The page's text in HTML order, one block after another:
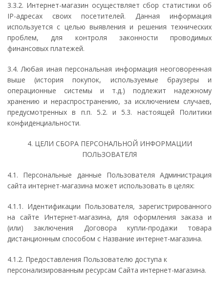
3.3.2. Интернет-магазин осуществляет сбор статистики об
IP-адресах своих посетителей. Данная информация
используется с целью выявления и решения технических
проблем, для контроля законности проводимых
финансовых платежей.
3.4. Любая иная персональная информация неоговоренная
выше (история покупок, используемые браузеры и
операционные системы и т.д.) подлежит надежному
хранению и нераспространению, за исключением случаев,
предусмотренных в п.п. 5.2. и 5.3. настоящей Политики
конфиденциальности.
4. ЦЕЛИ СБОРА ПЕРСОНАЛЬНОЙ ИНФОРМАЦИИ
ПОЛЬЗОВАТЕЛЯ
4.1. Персональные данные Пользователя Администрация
сайта интернет-магазина может использовать в целях:
4.1.1. Идентификации Пользователя, зарегистрированного
на сайте Интернет-магазина, для оформления заказа и
(или) заключения Договора купли-продажи товара
дистанционным способом с Название интернет-магазина.
4.1.2. Предоставления Пользователю доступа к
персонализированным ресурсам Сайта интернет-магазина.